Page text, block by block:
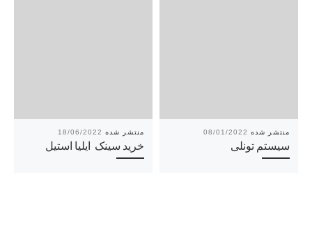
18/06/2022
خرید سینک ایلیا استیل
08/01/2022
سیستم تونلی